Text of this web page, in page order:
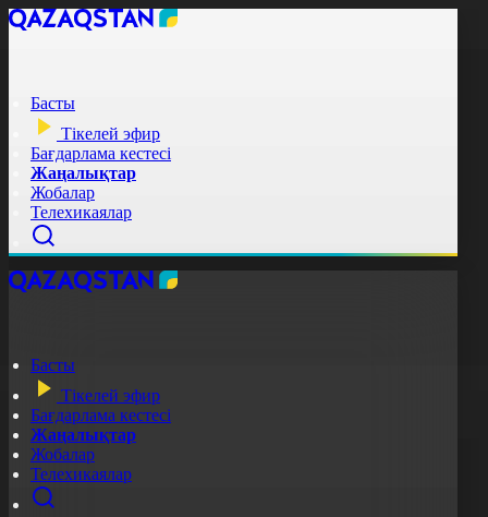
Басты
Тікелей эфир
Бағдарлама кестесі
Жаңалықтар
Жобалар
Телехикаялар
Басты
Тікелей эфир
Бағдарлама кестесі
Жаңалықтар
Жобалар
Телехикаялар